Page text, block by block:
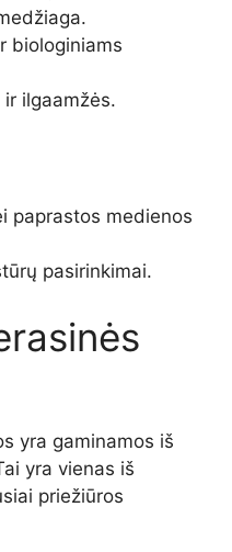
biologiniams
ilgaamžės.
paprastos medienos
pasirinkimai.
yra gaminamos iš
yra vienas iš
priežiūros